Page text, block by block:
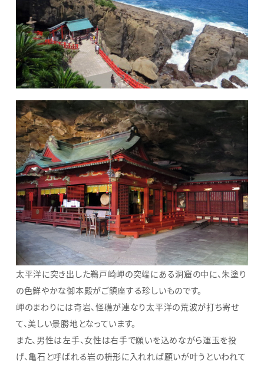
太平洋に突き出した鵜戸崎岬の突端にある洞窟の中に、朱塗り
の色鮮やかな御本殿がご鎮座する珍しいものです。
岬のまわりには奇岩、怪礁が連なり太平洋の荒波が打ち寄せ
て、美しい景勝地となっています。
また、男性は左手、女性は右手で願いを込めながら運玉を投
げ、亀石と呼ばれる岩の枡形に入れれば願いが叶うといわれて